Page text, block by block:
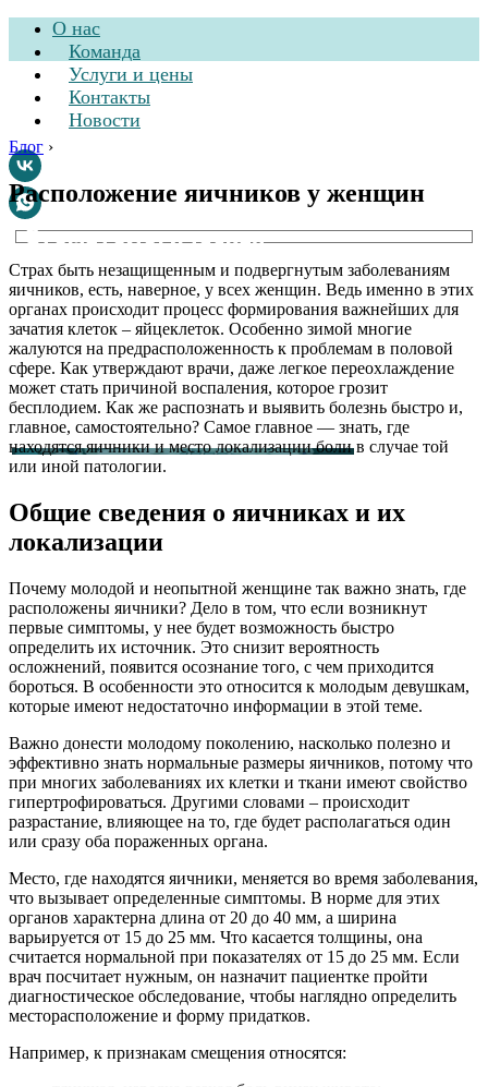
О нас
Команда
Услуги и цены
Контакты
Новости
Стоматологическая
клиника
Блог ›
Расположение яичников у женщин
Страх быть незащищенным и подвергнутым заболеваниям
яичников, есть, наверное, у всех женщин. Ведь именно в этих
органах происходит процесс формирования важнейших для
зачатия клеток – яйцеклеток. Особенно зимой многие
жалуются на предрасположенность к проблемам в половой
сфере. Как утверждают врачи, даже легкое переохлаждение
может стать причиной воспаления, которое грозит
бесплодием. Как же распознать и выявить болезнь быстро и,
главное, самостоятельно? Самое главное — знать, где
находятся яичники и место локализации боли в случае той
или иной патологии.
Общие сведения о яичниках и их
локализации
Почему молодой и неопытной женщине так важно знать, где
расположены яичники? Дело в том, что если возникнут
первые симптомы, у нее будет возможность быстро
определить их источник. Это снизит вероятность
осложнений, появится осознание того, с чем приходится
бороться. В особенности это относится к молодым девушкам,
которые имеют недостаточно информации в этой теме.
Важно донести молодому поколению, насколько полезно и
эффективно знать нормальные размеры яичников, потому что
при многих заболеваниях их клетки и ткани имеют свойство
гипертрофироваться. Другими словами – происходит
разрастание, влияющее на то, где будет располагаться один
или сразу оба пораженных органа.
Место, где находятся яичники, меняется во время заболевания,
что вызывает определенные симптомы. В норме для этих
органов характерна длина от 20 до 40 мм, а ширина
варьируется от 15 до 25 мм. Что касается толщины, она
считается нормальной при показателях от 15 до 25 мм. Если
врач посчитает нужным, он назначит пациентке пройти
диагностическое обследование, чтобы наглядно определить
месторасположение и форму придатков.
Например, к признакам смещения относятся: